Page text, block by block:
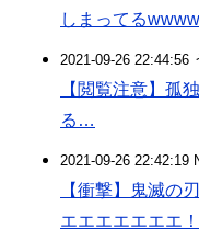
しまってるwwww
2021-09-26 22:44:56
【閲覧注意】孤
る…
2021-09-26 22:42:19
【衝撃】鬼滅の
エエエエエエエ